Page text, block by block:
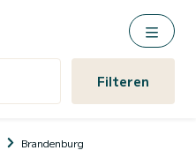
Filteren
Brandenburg